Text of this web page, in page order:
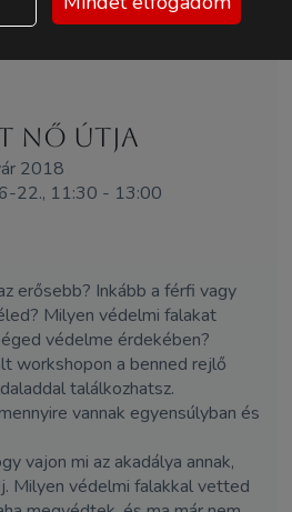
nő útja
2018
22., 11:30 - 13:00
erősebb? Inkább a férfi vagy
Milyen védelmi falakat
védelme érdekében?
workshopon a benned rejlő
találkozhatsz.
vannak egyensúlyban és
vajon mi az akadálya annak,
Milyen védelmi falakkal vetted